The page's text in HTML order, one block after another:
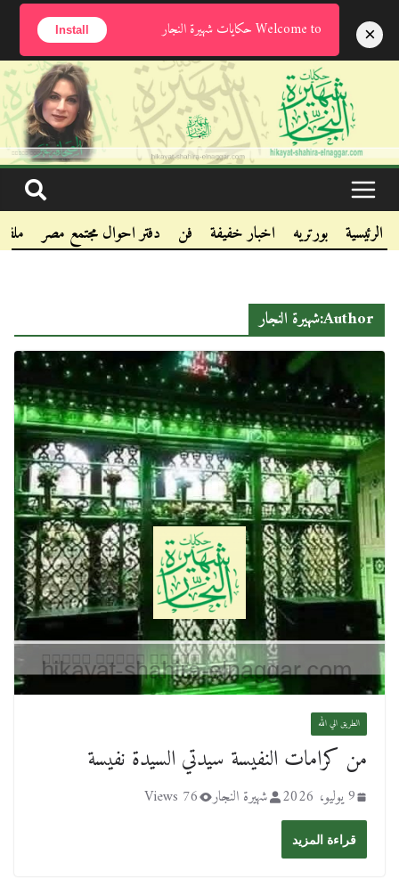
الأحد, أغسطس 9, 2026
.
.
.
الرئيسية بورتريه اخبار خفيفة فن دفتر احوال مجتمع مصر
Author:شهيرة النجار
الطريق الي الله
من كرامات النفيسة سيدتي السيدة نفيسة
9 يوليو، 2026 شهيرة النجار 76 Views
قراءة المزيد
Welcome to حكايات شهيرة النجار Install ×